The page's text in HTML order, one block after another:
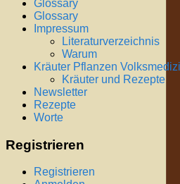
Glossary
Glossary
Impressum
Literaturverzeichnis
Warum
Kräuter Pflanzen
Kräuter und Rezepte
Newsletter
Rezepte
Worte
Registrieren
Registrieren